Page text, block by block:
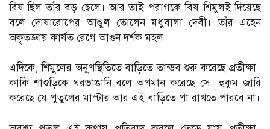
বিষ ছিল তাঁর বড় ছেলে। আর তাই পরাগকে বিষ শিমুলই দিয়েছে
বলে দোষারোপের আঙুল তোলেন মধুবালা দেবী। তাঁর এহেন
অকৃতজ্ঞায় কার্যত রেগে আগুন দর্শক মহল।
এদিকে, শিমুলের অনুপস্থিতিতে বাড়িতে তান্ডব শুরু করেছে প্রতীক্ষা।
কাকি শাশুড়িকে ঘরভাঙানি বলে অপমান করেছে সে। হুকুম জারি
করেছে যে পুতুলের মাস্টার আর এই বাড়িতে পা রাখতে পারবে না।